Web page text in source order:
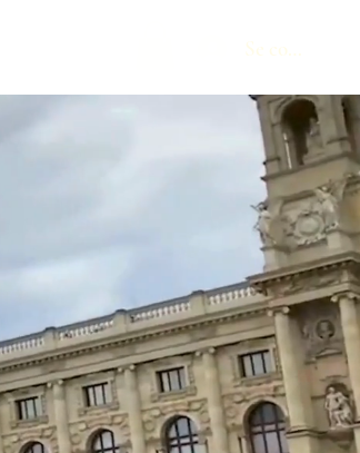
Se connecter